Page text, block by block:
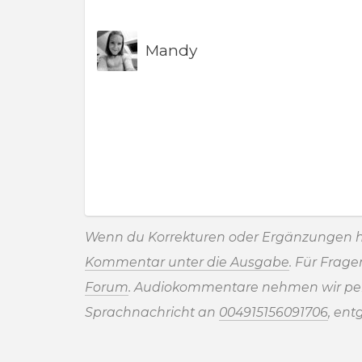
Mandy
Wenn du Korrekturen oder Ergänzungen
Kommentar unter die Ausgabe. Für
Forum. Audiokommentare nehmen wir
Sprachnachricht an 004915156091706,